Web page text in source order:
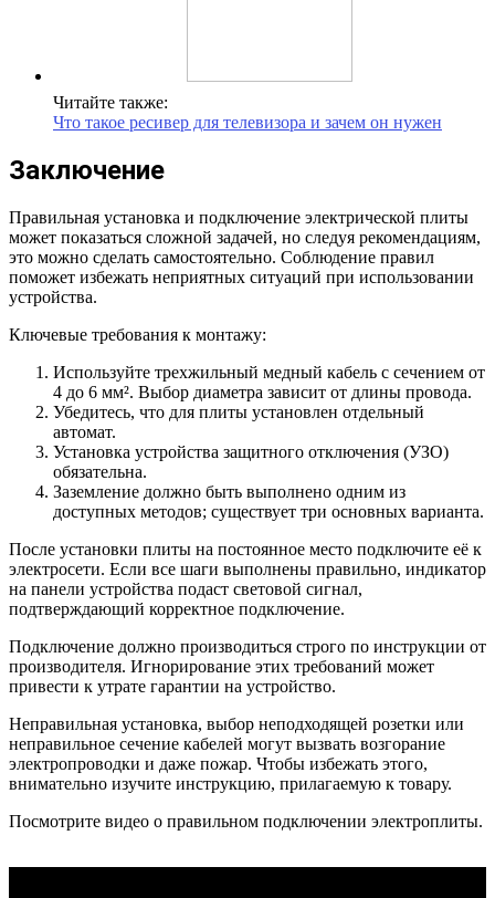
Читайте также:
Что такое ресивер для телевизора и зачем он нужен
Заключение
Правильная установка и подключение электрической плиты
может показаться сложной задачей, но следуя рекомендациям,
это можно сделать самостоятельно. Соблюдение правил
поможет избежать неприятных ситуаций при использовании
устройства.
Ключевые требования к монтажу:
Используйте трехжильный медный кабель с сечением от
4 до 6 мм². Выбор диаметра зависит от длины провода.
Убедитесь, что для плиты установлен отдельный
автомат.
Установка устройства защитного отключения (УЗО)
обязательна.
Заземление должно быть выполнено одним из
доступных методов; существует три основных варианта.
После установки плиты на постоянное место подключите её к
электросети. Если все шаги выполнены правильно, индикатор
на панели устройства подаст световой сигнал,
подтверждающий корректное подключение.
Подключение должно производиться строго по инструкции от
производителя. Игнорирование этих требований может
привести к утрате гарантии на устройство.
Неправильная установка, выбор неподходящей розетки или
неправильное сечение кабелей могут вызвать возгорание
электропроводки и даже пожар. Чтобы избежать этого,
внимательно изучите инструкцию, прилагаемую к товару.
Посмотрите видео о правильном подключении электроплиты.